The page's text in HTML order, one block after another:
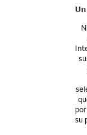
su